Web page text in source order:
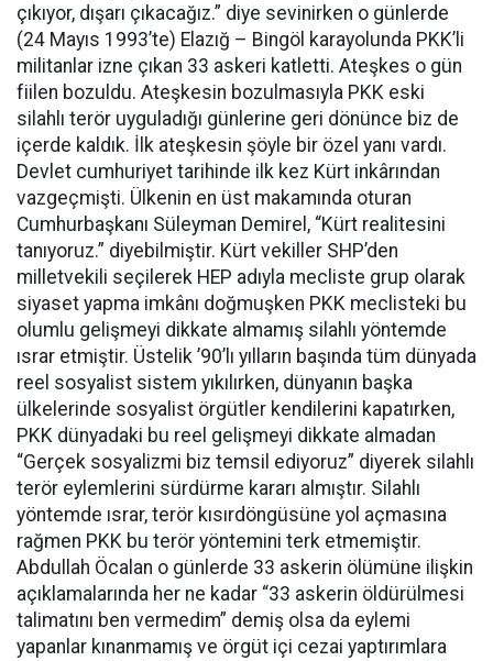
çıkıyor, dışarı çıkacağız.” diye sevinirken o günlerde
(24 Mayıs 1993’te) Elazığ – Bingöl karayolunda PKK’li
militanlar izne çıkan 33 askeri katletti. Ateşkes o gün
fiilen bozuldu. Ateşkesin bozulmasıyla PKK eski
silahlı terör uyguladığı günlerine geri dönünce biz de
içerde kaldık. İlk ateşkesin şöyle bir özel yanı vardı.
Devlet cumhuriyet tarihinde ilk kez Kürt inkârından
vazgeçmişti. Ülkenin en üst makamında oturan
Cumhurbaşkanı Süleyman Demirel, “Kürt realitesini
tanıyoruz.” diyebilmiştir. Kürt vekiller SHP’den
milletvekili seçilerek HEP adıyla mecliste grup olarak
siyaset yapma imkânı doğmuşken PKK meclisteki bu
olumlu gelişmeyi dikkate almamış silahlı yöntemde
ısrar etmiştir. Üstelik ’90’lı yılların başında tüm dünyada
reel sosyalist sistem yıkılırken, dünyanın başka
ülkelerinde sosyalist örgütler kendilerini kapatırken,
PKK dünyadaki bu reel gelişmeyi dikkate almadan
“Gerçek sosyalizmi biz temsil ediyoruz” diyerek silahlı
terör eylemlerini sürdürme kararı almıştır. Silahlı
yöntemde ısrar, terör kısırdöngüsüne yol açmasına
rağmen PKK bu terör yöntemini terk etmemiştir.
Abdullah Öcalan o günlerde 33 askerin ölümüne ilişkin
açıklamalarında her ne kadar “33 askerin öldürülmesi
talimatını ben vermedim” demiş olsa da eylemi
yapanlar kınanmamış ve örgüt içi cezai yaptırımlara